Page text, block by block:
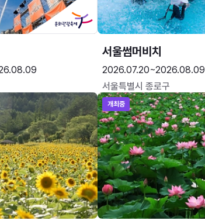
서울썸머비치
2026.07.20~2026.08.09
서울특별시 종로구
개최중